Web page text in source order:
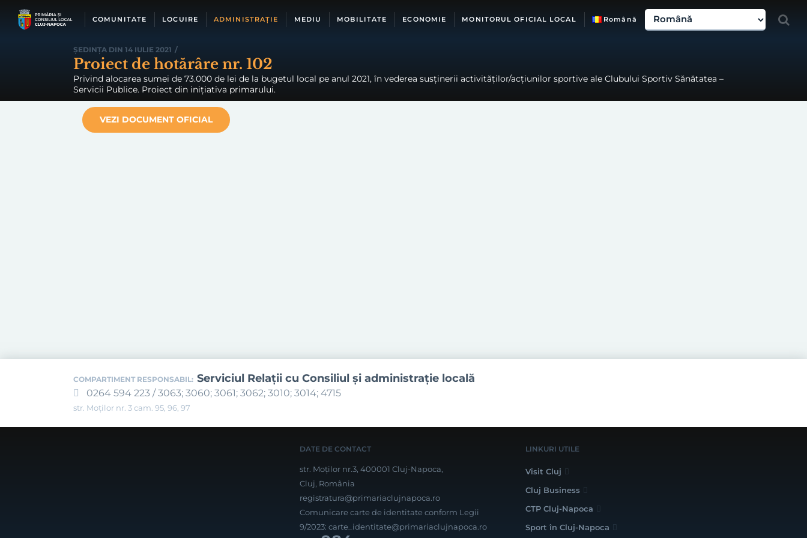
COMUNITATE LOCUIRE ADMINISTRAȚIE MEDIU MOBILITATE ECONOMIE MONITORUL OFICIAL LOCAL Română
ȘEDINȚA DIN 14 IULIE 2021 /
Proiect de hotărâre nr. 102
Privind alocarea sumei de 73.000 de lei de la bugetul local pe anul 2021, în vederea susținerii activităților/acțiunilor sportive ale Clubului Sportiv Sănătatea –
Servicii Publice. Proiect din inițiativa primarului.
VEZI DOCUMENT OFICIAL
COMPARTIMENT RESPONSABIL: Serviciul Relaţii cu Consiliul şi administraţie locală
0264 594 223 / 3063; 3060; 3061; 3062; 3010; 3014; 4715
str. Moților nr. 3 cam. 95, 96, 97
DATE DE CONTACT
str. Moților nr.3, 400001 Cluj-Napoca,
Cluj, România
registratura@primariaclujnapoca.ro
Comunicare carte de identitate conform Legii
9/2023: carte_identitate@primariaclujnapoca.ro
LINKURI UTILE
Visit Cluj
Cluj Business
CTP Cluj-Napoca
Sport în Cluj-Napoca